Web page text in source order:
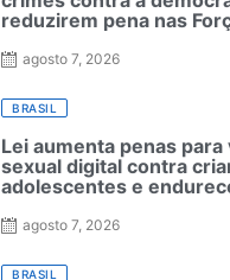
reduzirem pena nas
agosto 7, 2026
BRASIL
Lei aumenta penas para
sexual digital contra
adolescentes e
agosto 7, 2026
BRASIL